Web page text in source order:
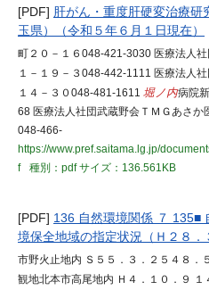
[PDF] 肝がん・重度肝硬変治療
玉県）（令和５年６月１日現在）
町２０－１６048-421-3030 医療法人
１－１９－３048-442-1111 医療法人
１４－３０048-481-1611 堀ノ内病院
68 医療法人社団武蔵野会ＴＭＧあさか
048-466-
https://www.pref.saitama.lg.jp/
f
種別：pdfサイズ：136.561KB
[PDF] 136 自然環境関係 ７ 135■
境保全地域の指定状況（Ｈ２８．
市野火止地内 Ｓ５５．３．２５４８．
観地北本市高尾地内 Ｈ４．１０．９